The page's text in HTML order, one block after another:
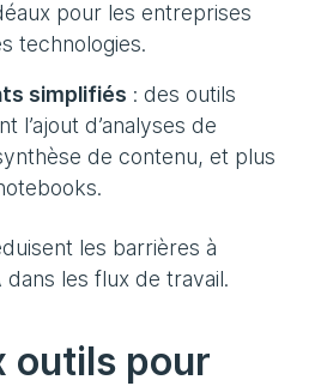
pour les entreprises
technologies.
simplifiés : des outils
l’ajout d’analyses de
de contenu, et plus
les barrières à
dans les flux de travail.
outils pour